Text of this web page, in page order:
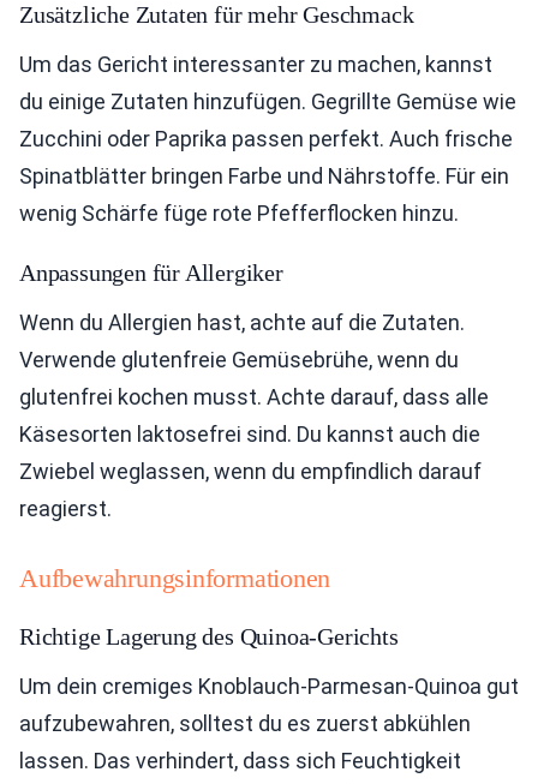
Zusätzliche Zutaten für mehr Geschmack
Um das Gericht interessanter zu machen, kannst
du einige Zutaten hinzufügen. Gegrillte Gemüse wie
Zucchini oder Paprika passen perfekt. Auch frische
Spinatblätter bringen Farbe und Nährstoffe. Für ein
wenig Schärfe füge rote Pfefferflocken hinzu.
Anpassungen für Allergiker
Wenn du Allergien hast, achte auf die Zutaten.
Verwende glutenfreie Gemüsebrühe, wenn du
glutenfrei kochen musst. Achte darauf, dass alle
Käsesorten laktosefrei sind. Du kannst auch die
Zwiebel weglassen, wenn du empfindlich darauf
reagierst.
Aufbewahrungsinformationen
Richtige Lagerung des Quinoa-Gerichts
Um dein cremiges Knoblauch-Parmesan-Quinoa gut
aufzubewahren, solltest du es zuerst abkühlen
lassen. Das verhindert, dass sich Feuchtigkeit